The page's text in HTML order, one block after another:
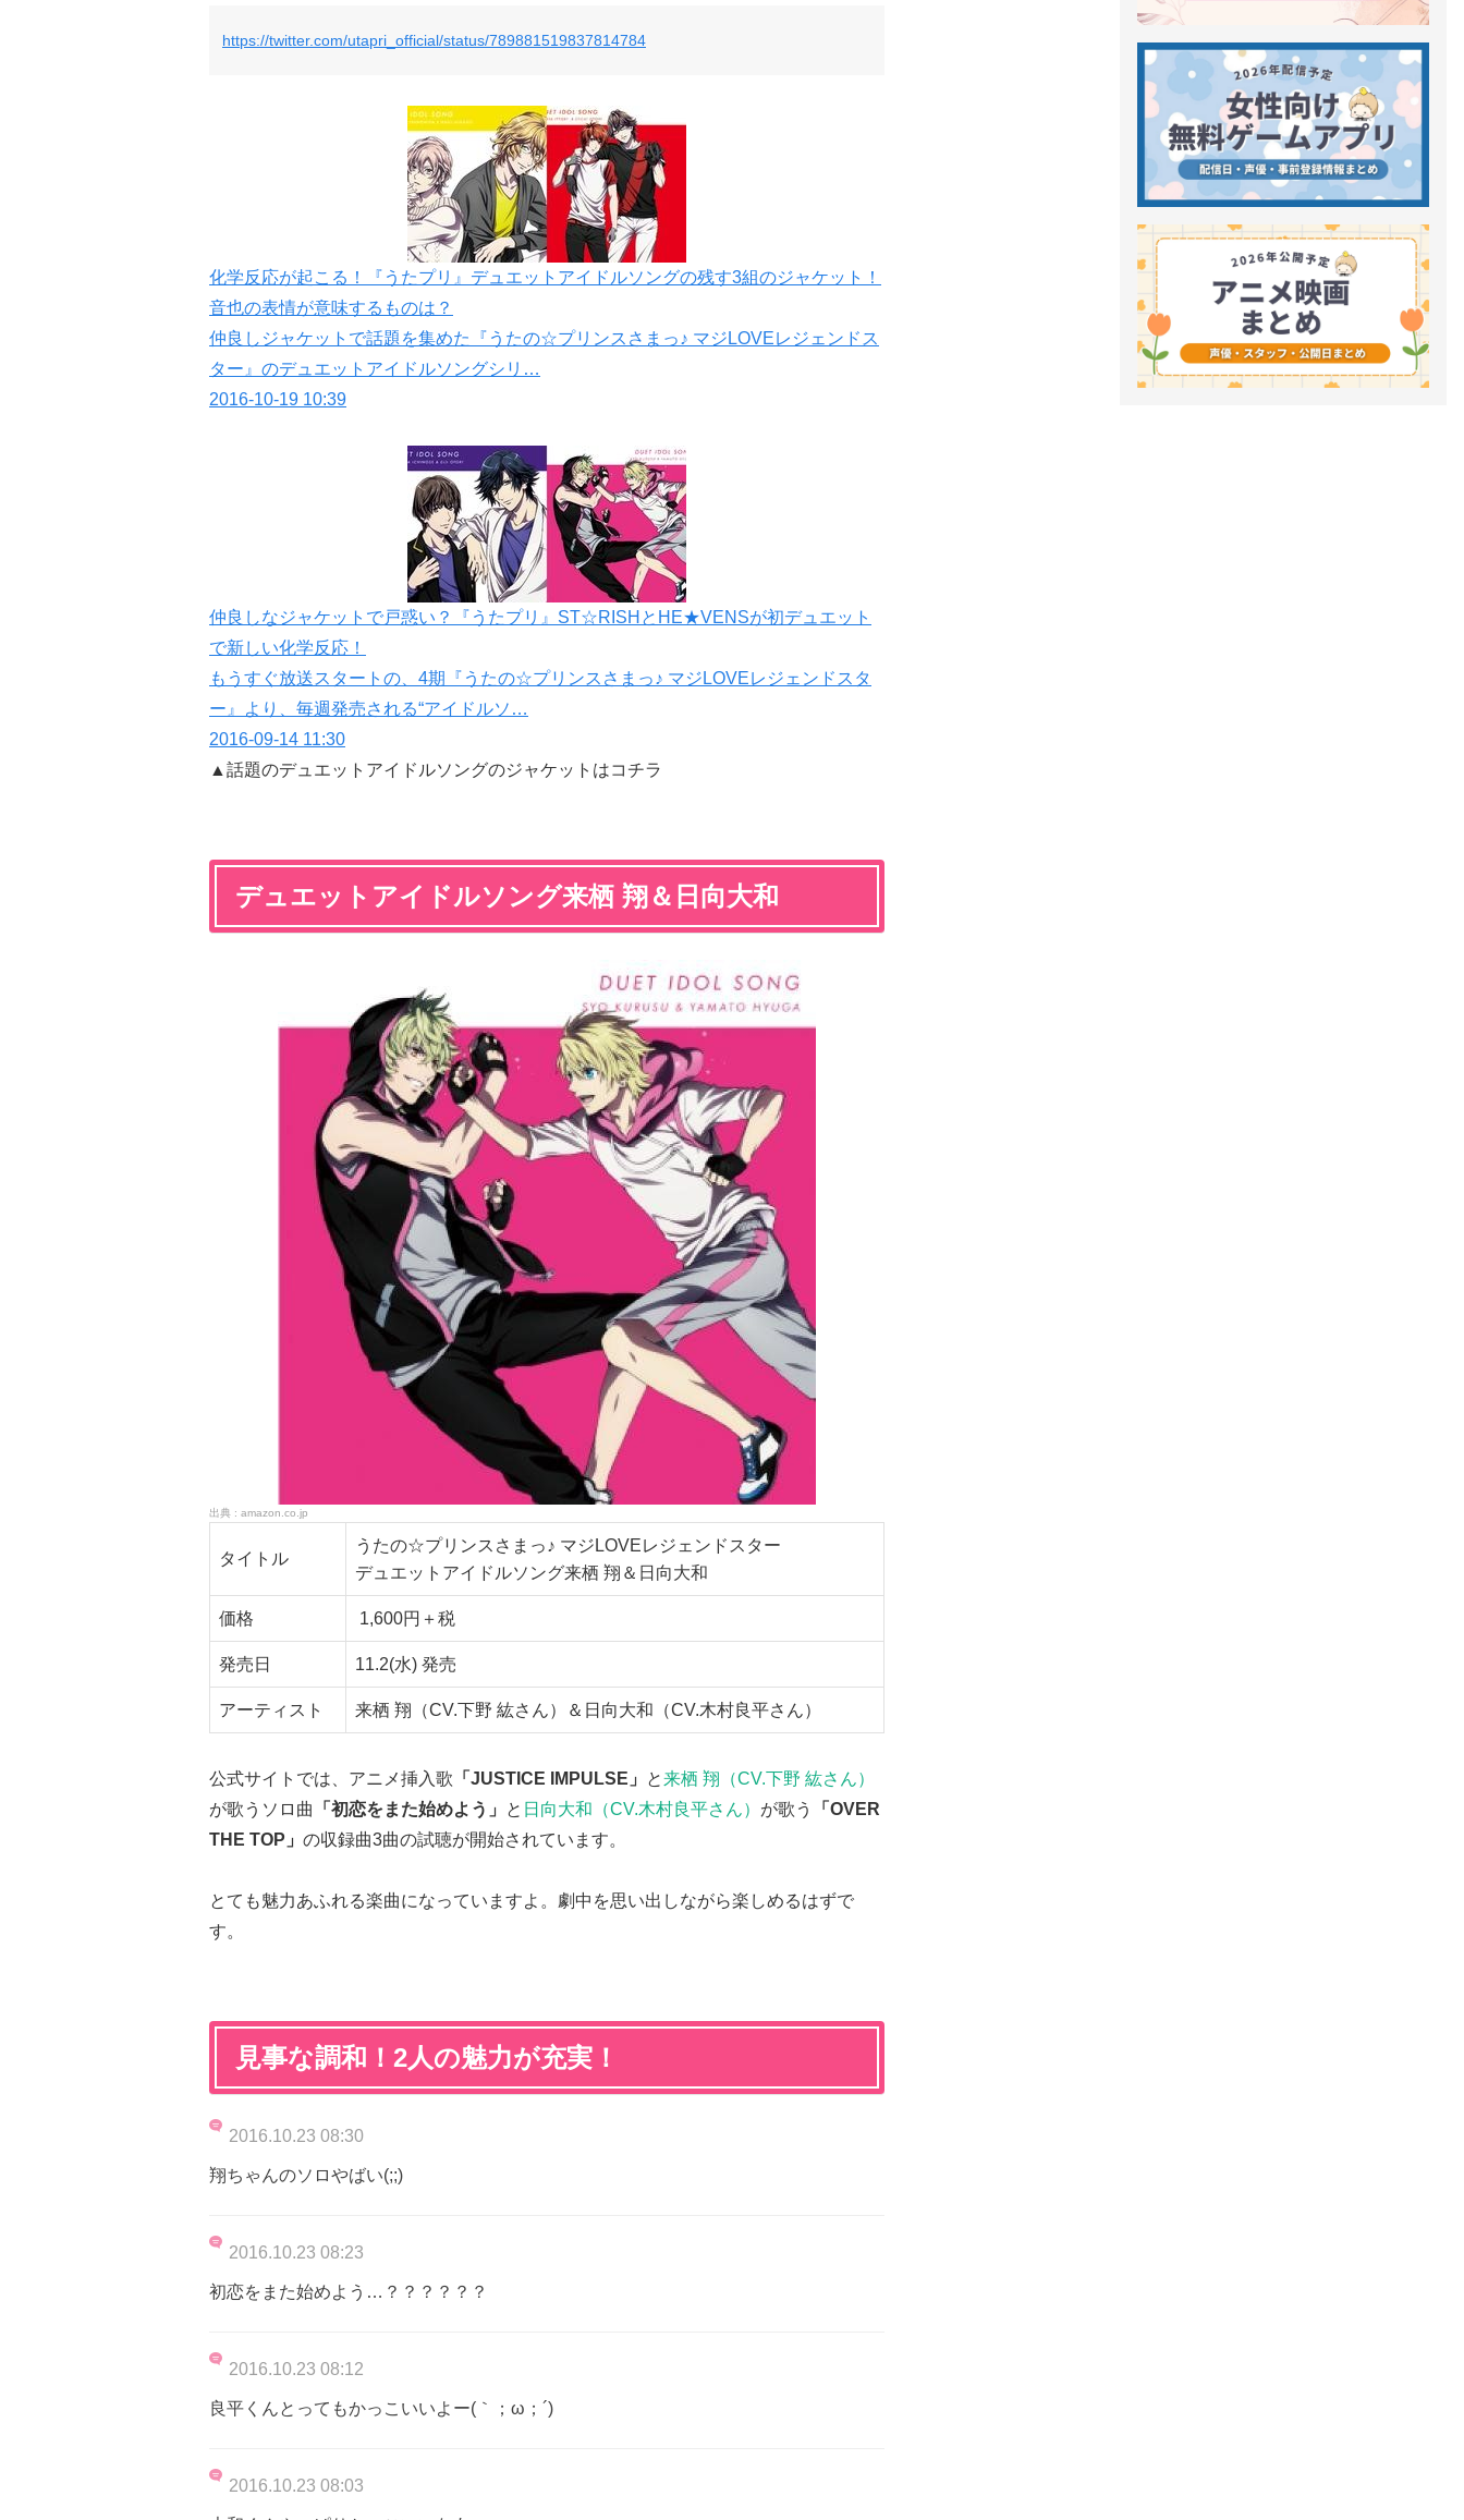
https://twitter.com/utapri_official/status/789881519837814784
化学反応が起こる！『うたプリ』デュエットアイドルソングの残す3組のジャケット！
音也の表情が意味するものは？
仲良しジャケットで話題を集めた『うたの☆プリンスさまっ♪ マジLOVEレジェンドス
ター』のデュエットアイドルソングシリ…
2016-10-19 10:39
仲良しなジャケットで戸惑い？『うたプリ』ST☆RISHとHE★VENSが初デュエット
で新しい化学反応！
もうすぐ放送スタートの、4期『うたの☆プリンスさまっ♪ マジLOVEレジェンドスタ
ー』より、毎週発売される“アイドルソ…
2016-09-14 11:30
▲話題のデュエットアイドルソングのジャケットはコチラ
デュエットアイドルソング来栖 翔＆日向大和
amazon.co.jp
タイトル
うたの☆プリンスさまっ♪ マジLOVEレジェンドスター
デュエットアイドルソング来栖 翔＆日向大和
価格 1,600円＋税
発売日 11.2(水) 発売
アーティスト 来栖 翔（CV.下野 紘さん）＆日向大和（CV.木村良平さん）
公式サイトでは、アニメ挿入歌 「JUSTICE IMPULSE」 と来栖 翔（CV.下野 紘さん）
が歌うソロ曲
「初恋をまた始めよう」 と 日向大和（CV.木村良平さん） が歌う
「OVER
THE TOP」 の収録曲3曲の試聴が開始されています。
とても魅力あふれる楽曲になっていますよ。劇中を思い出しながら楽しめるはずで
す。
見事な調和！2人の魅力が充実！
2016.10.23 08:30
翔ちゃんのソロやばい(;;)
2016.10.23 08:23
初恋をまた始めよう…？？？？？？
2016.10.23 08:12
良平くんとってもかっこいいよー(｀；ω；´)
2016.10.23 08:03